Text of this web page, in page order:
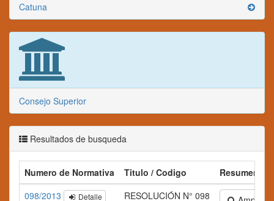
Catuna
Consejo Superior
Resultados de busqueda
Numero de Normativa Titulo / Codigo
Resumen
098/2013
Detalle RESOLUCIÓN N° 098